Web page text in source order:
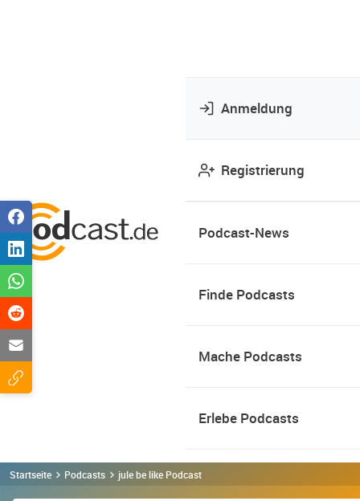
Anmeldung
Registrierung
Podcast-News
Finde Podcasts
Mache Podcasts
Erlebe Podcasts
Startseite Podcasts jule be like Podcast